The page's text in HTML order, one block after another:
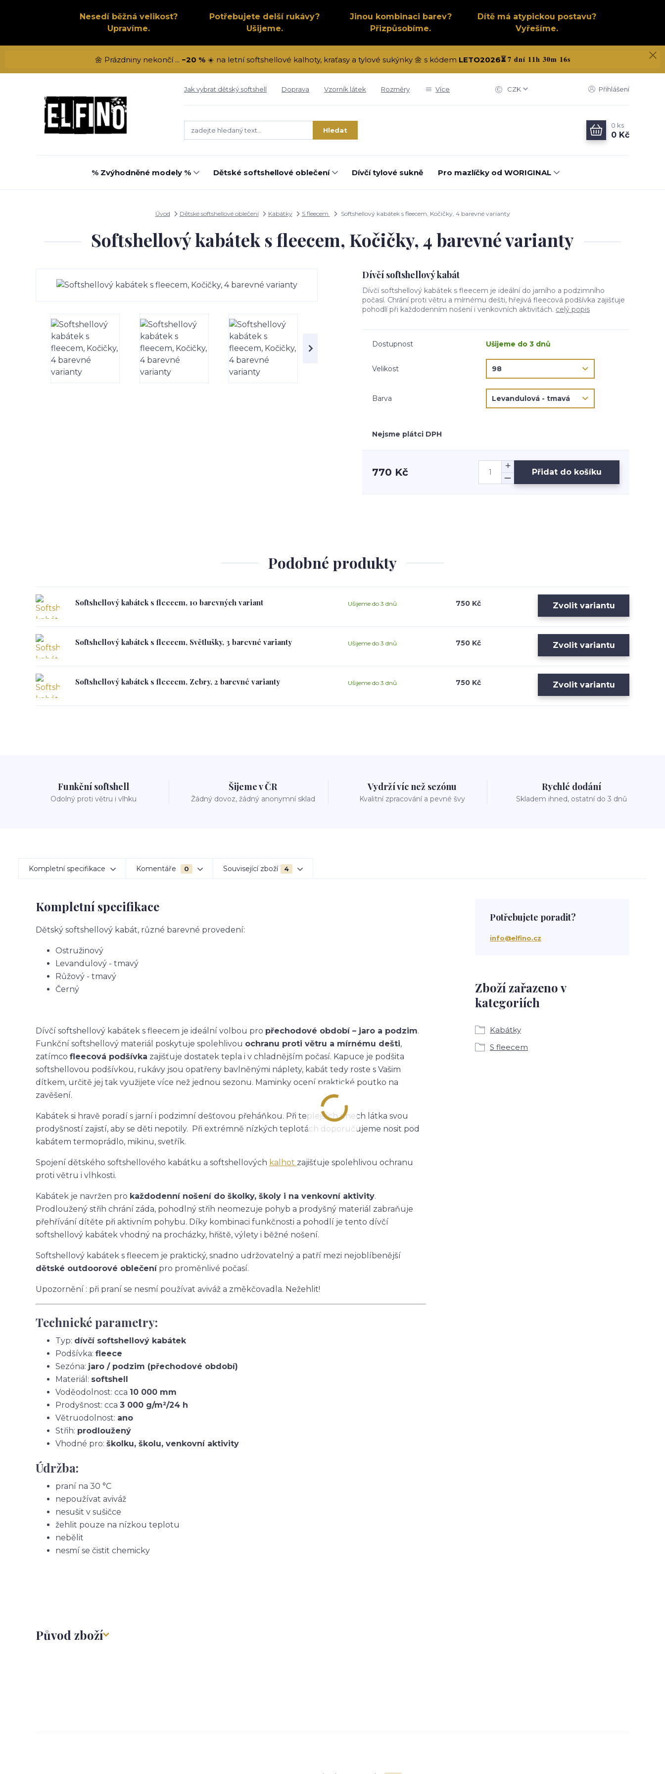
Nesedí běžná velikost?
Upravíme.
Potřebujete delší rukávy?
Ušijeme.
Jinou kombinaci barev?
Přizpůsobíme.
Dítě má atypickou postavu?
Vyřešíme.
🌼 Prázdniny nekončí ... −20 %☀️ na letní softshellové kalhoty, kraťasy a tylové sukýnky 🌼 s kódem LETO2026⏳7 dní 11h 30m 15s
Jak vybrat dětský softshell Doprava Vzorník látek Rozměry Více CZK Přihlášení
Hledat
0 ks
0 Kč
% Zvýhodněné modely % Dětské softshellové oblečení Dívčí tylové sukně Pro mazlíčky od WORIGINAL
Úvod Dětské softshellové oblečení Kabátky S fleecem Softshellový kabátek s fleecem, Kočičky, 4 barevné varianty
Softshellový kabátek s fleecem, Kočičky, 4 barevné varianty
Dívčí softshellový kabát
Dívčí softshellový kabátek s fleecem je ideální do jarního a podzimního
počasí. Chrání proti větru a mírnému dešti, hřejivá fleecová podšívka zajišťuje
pohodlí při každodenním nošení i venkovních aktivitách. celý popis
Dostupnost Ušijeme do 3 dnů
Velikost
Barva
Nejsme plátci DPH
770 Kč Přidat do košíku
Podobné produkty
Softshellový kabátek s fleecem, 10 barevných variant 750 Kč
Ušijeme do 3 dnů Zvolit variantu
Softshellový kabátek s fleecem, Světlušky, 3 barevné varianty 750 Kč
Ušijeme do 3 dnů Zvolit variantu
Softshellový kabátek s fleecem, Zebry, 2 barevné varianty 750 Kč
Ušijeme do 3 dnů Zvolit variantu
Funkční softshell
Odolný proti větru i vlhku
Šijeme v ČR
Žádný dovoz, žádný anonymní sklad
Vydrží víc než sezónu
Kvalitní zpracování a pevné švy
Rychlé dodání
Skladem ihned, ostatní do 3 dnů
Kompletní specifikace Komentáře 0 Související zboží 4
Kompletní specifikace
Dětský softshellový kabát, různé barevné provedení:
Ostružinový
Levandulový - tmavý
Růžový - tmavý
Černý
Dívčí softshellový kabátek s fleecem je ideální volbou pro přechodové období – jaro a podzim.
Funkční softshellový materiál poskytuje spolehlivou ochranu proti větru a mírnému dešti,
zatímco fleecová podšívka zajišťuje dostatek tepla i v chladnějším počasí. Kapuce je podšita
softshellovou podšívkou, rukávy jsou opatřeny bavlněnými náplety, kabát tedy roste s Vašim
dítkem, určitě jej tak využijete více než jednou sezonu. Maminky ocení praktické poutko na
zavěšení.
Kabátek si hravě poradí s jarní i podzimní dešťovou přeháňkou. Při teplejších dnech látka svou
prodyšností zajistí, aby se děti nepotily. Při extrémně nízkých teplotách doporučujeme nosit pod
kabátem termoprádlo, mikinu, svetřík.
Spojení dětského softshellového kabátku a softshellových kalhot zajišťuje spolehlivou ochranu
proti větru i vlhkosti.
Kabátek je navržen pro každodenní nošení do školky, školy i na venkovní aktivity.
Prodloužený střih chrání záda, pohodlný střih neomezuje pohyb a prodyšný materiál zabraňuje
přehřívání dítěte při aktivním pohybu. Díky kombinaci funkčnosti a pohodlí je tento dívčí
softshellový kabátek vhodný na procházky, hřiště, výlety i běžné nošení.
Softshellový kabátek s fleecem je praktický, snadno udržovatelný a patří mezi nejoblíbenější
dětské outdoorové oblečenípro proměnlivé počasí.
Upozornění : při praní se nesmí používat aviváž a změkčovadla. Nežehlit!
Technické parametry:
Typ: dívčí softshellový kabátek
Podšívka: fleece
Sezóna: jaro / podzim (přechodové období)
Materiál: softshell
Voděodolnost: cca 10 000 mm
Prodyšnost: cca 3 000 g/m²/24 h
Větruodolnost: ano
Střih: prodloužený
Vhodné pro: školku, školu, venkovní aktivity
Údržba:
praní na 30 °C
nepoužívat aviváž
nesušit v sušičce
žehlit pouze na nízkou teplotu
nebělit
nesmí se čistit chemicky
Původ zboží
Zboží zařazeno v
kategoriích
Kabátky
S fleecem
Potřebujete poradit?
info@elfino.cz